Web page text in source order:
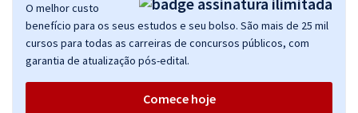
O melhor custo
benefício para os seus estudos e seu bolso. São mais de 25 mil
cursos para todas as carreiras de concursos públicos, com
garantia de atualização pós-edital.
Comece hoje